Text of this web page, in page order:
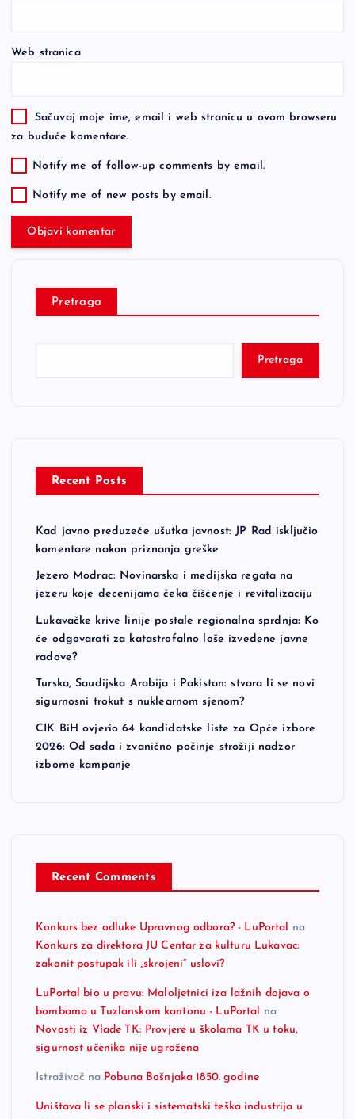
Web stranica
Sačuvaj moje ime, email i web stranicu u ovom browseru
za buduće komentare.
Notify me of follow-up comments by email.
Notify me of new posts by email.
Pretraga
Pretraga
Recent Posts
Kad javno preduzeće ušutka javnost: JP Rad isključio
komentare nakon priznanja greške
Jezero Modrac: Novinarska i medijska regata na
jezeru koje decenijama čeka čišćenje i revitalizaciju
Lukavačke krive linije postale regionalna sprdnja: Ko
će odgovarati za katastrofalno loše izvedene javne
radove?
Turska, Saudijska Arabija i Pakistan: stvara li se novi
sigurnosni trokut s nuklearnom sjenom?
CIK BiH ovjerio 64 kandidatske liste za Opće izbore
2026: Od sada i zvanično počinje strožiji nadzor
izborne kampanje
Recent Comments
Konkurs bez odluke Upravnog odbora? - LuPortal
na
Konkurs za direktora JU Centar za kulturu Lukavac:
zakonit postupak ili „skrojeni“ uslovi?
LuPortal bio u pravu: Maloljetnici iza lažnih dojava o
bombama u Tuzlanskom kantonu - LuPortal na
Novosti iz Vlade TK: Provjere u školama TK u toku,
sigurnost učenika nije ugrožena
Istraživač na Pobuna Bošnjaka 1850. godine
Uništava li se planski i sistematski teška industrija u